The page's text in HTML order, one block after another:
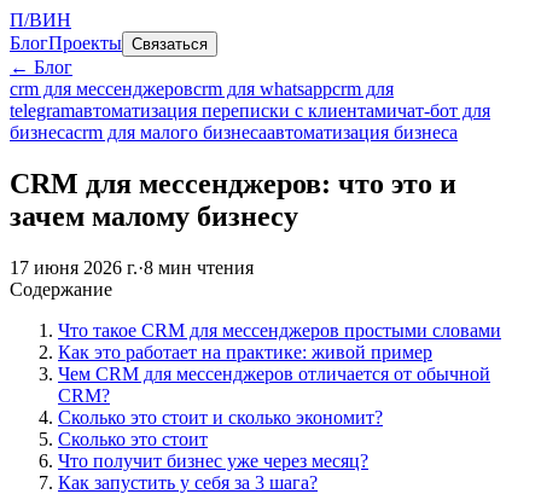
П/ВИН
БлогПроекты Связаться
← Блог
crm для мессенджеровcrm для whatsappcrm для
telegramавтоматизация переписки с клиентамичат-бот для
бизнесаcrm для малого бизнесаавтоматизация бизнеса
CRM для мессенджеров: что это и
зачем малому бизнесу
17 июня 2026 г.·8 мин чтения
Содержание
Что такое CRM для мессенджеров простыми словами
Как это работает на практике: живой пример
Чем CRM для мессенджеров отличается от обычной
CRM?
Сколько это стоит и сколько экономит?
Сколько это стоит
Что получит бизнес уже через месяц?
Как запустить у себя за 3 шага?